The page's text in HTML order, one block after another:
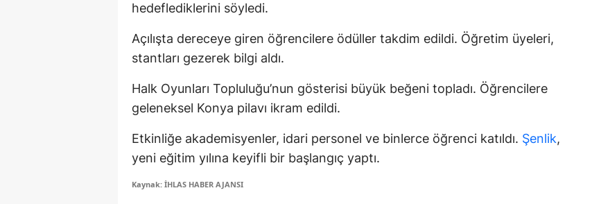
Mardin
Muş
Niğde
hedeflediklerini söyledi.
Açılışta dereceye giren öğrencilere ödüller takdim edildi. Öğretim üyeleri,
stantları gezerek bilgi aldı.
Halk Oyunları Topluluğu’nun gösterisi büyük beğeni topladı. Öğrencilere
geleneksel Konya pilavı ikram edildi.
Etkinliğe akademisyenler, idari personel ve binlerce öğrenci katıldı. Şenlik,
yeni eğitim yılına keyifli bir başlangıç yaptı.
Kaynak: İHLAS HABER AJANSI